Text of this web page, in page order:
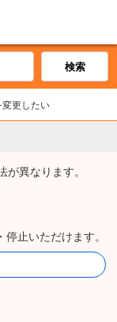
変更したい
異なります。
止いただけます。